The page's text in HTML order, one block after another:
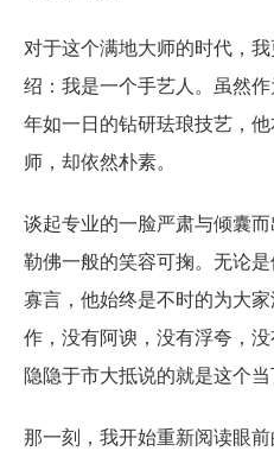
对于这个满地大师的时代，
绍：我是一个手艺人。虽然
年如一日的钻研珐琅技艺，
师，却依然朴素。
谈起专业的一脸严肃与倾囊
勒佛一般的笑容可掬。无论
寡言，他始终是不时的为大
作，没有阿谀，没有浮夸，
隐隐于市大抵说的就是这个当
那一刻，我开始重新阅读眼前